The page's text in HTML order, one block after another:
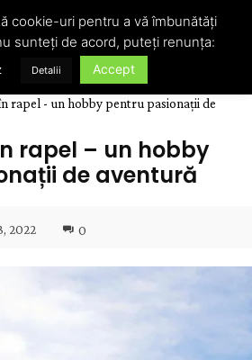
rapel - un hobby pentru pasionații de
rapel – un hobby
de aventură
2022 0
cookie-uri pentru a vă îmbunătăți
sunteți de acord, puteți renunța:
Detalii Accept